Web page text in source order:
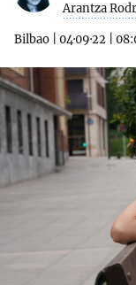
Arantza
Bilbao 04·09·22